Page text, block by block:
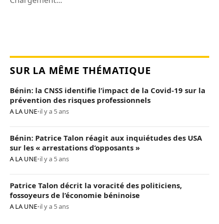
SUR LA MÊME THÉMATIQUE
Bénin: la CNSS identifie l’impact de la Covid-19 sur la
prévention des risques professionnels
A LA UNE•il y a 5 ans
Bénin: Patrice Talon réagit aux inquiétudes des USA
sur les « arrestations d’opposants »
A LA UNE•il y a 5 ans
Patrice Talon décrit la voracité des politiciens,
fossoyeurs de l’économie béninoise
A LA UNE•il y a 5 ans